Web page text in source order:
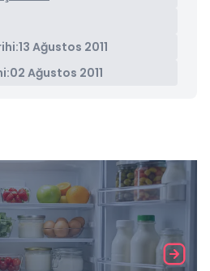
13 Ağustos 2011
02 Ağustos 2011